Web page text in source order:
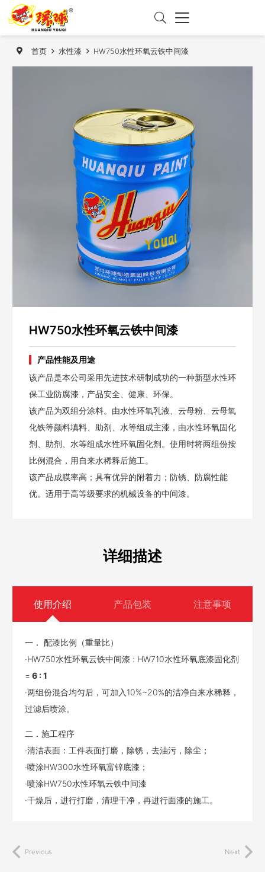
首页 水性漆 HW750水性环氧云铁中间漆
HW750水性环氧云铁中间漆
产品性能及用途
该产品是本公司采用先进技术研制成功的一种新型水性环
保工业防腐漆，产品安全、健康、环保。
该产品为双组分涂料。由水性环氧乳液、云母粉、云母氧
化铁等颜料填料、助剂、水等组成主漆，由水性环氧固化
剂、助剂、水等组成水性环氧固化剂。使用时将两组份按
比例混合，用自来水稀释后施工。
该产品成膜率高；具有优异的附着力；防锈、防腐性能
优。适用于高等级要求的机械设备的中间漆。
详细描述
使用介绍 产品包装 注意事项
一． 配漆比例（重量比）
·HW750水性环氧云铁中间漆 : HW710水性环氧底漆固化剂
= 6 : 1
·两组份混合均匀后，可加入10%~20%的洁净自来水稀释，
过滤后喷涂。
二．施工程序
·清洁表面：工件表面打磨，除锈，去油污，除尘；
·喷涂HW300水性环氧富锌底漆；
·喷涂HW750水性环氧云铁中间漆
·干燥后，进行打磨，清理干净，再进行面漆的施工。
Previous Next